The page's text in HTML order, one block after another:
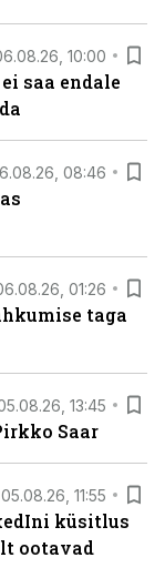
10:00
saa endale
08:46
01:26
taga
13:45
Saar
05.08.26, 11:55
küsitlus
ootavad